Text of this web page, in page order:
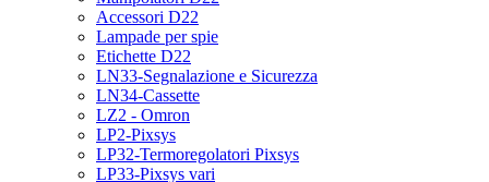
Accessori D22
Lampade per spie
Etichette D22
LN33-Segnalazione e Sicurezza
LN34-Cassette
LZ2 - Omron
LP2-Pixsys
LP32-Termoregolatori Pixsys
LP33-Pixsys vari